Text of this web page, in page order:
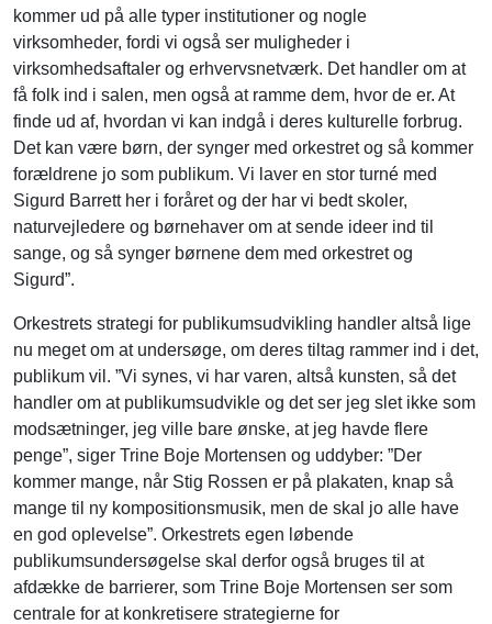
kommer ud på alle typer institutioner og nogle
virksomheder, fordi vi også ser muligheder i
virksomhedsaftaler og erhvervsnetværk. Det handler om at
få folk ind i salen, men også at ramme dem, hvor de er. At
finde ud af, hvordan vi kan indgå i deres kulturelle forbrug.
Det kan være børn, der synger med orkestret og så kommer
forældrene jo som publikum. Vi laver en stor turné med
Sigurd Barrett her i foråret og der har vi bedt skoler,
naturvejledere og børnehaver om at sende ideer ind til
sange, og så synger børnene dem med orkestret og
Sigurd”.
Orkestrets strategi for publikumsudvikling handler altså lige
nu meget om at undersøge, om deres tiltag rammer ind i det,
publikum vil. ”Vi synes, vi har varen, altså kunsten, så det
handler om at publikumsudvikle og det ser jeg slet ikke som
modsætninger, jeg ville bare ønske, at jeg havde flere
penge”, siger Trine Boje Mortensen og uddyber: ”Der
kommer mange, når Stig Rossen er på plakaten, knap så
mange til ny kompositionsmusik, men de skal jo alle have
en god oplevelse”. Orkestrets egen løbende
publikumsundersøgelse skal derfor også bruges til at
afdække de barrierer, som Trine Boje Mortensen ser som
centrale for at konkretisere strategierne for